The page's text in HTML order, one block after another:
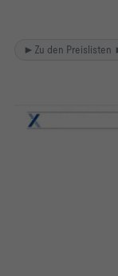
►Zu den